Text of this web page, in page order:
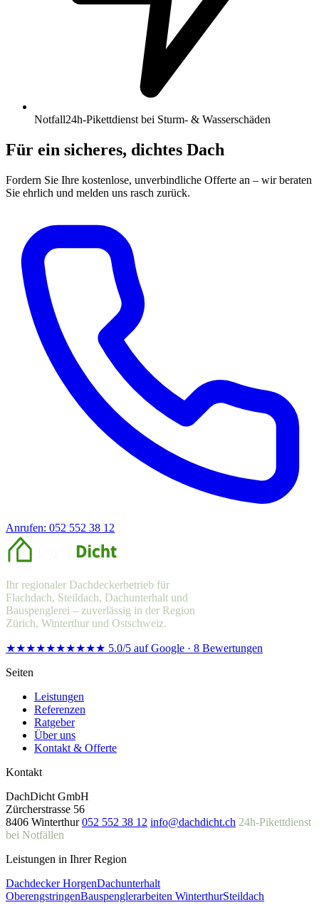
Notfall24h-Pikettdienst bei Sturm- & Wasserschäden
Für ein sicheres, dichtes Dach
Fordern Sie Ihre kostenlose, unverbindliche Offerte an – wir beraten
Sie ehrlich und melden uns rasch zurück.
Anrufen: 052 552 38 12
Ihr regionaler Dachdeckerbetrieb für
Flachdach, Steildach, Dachunterhalt und
Bauspenglerei – zuverlässig in der Region
Zürich, Winterthur und Ostschweiz.
★★★★★★★★★★ 5.0/5 auf Google · 8 Bewertungen
Seiten
Leistungen
Referenzen
Ratgeber
Über uns
Kontakt & Offerte
Kontakt
DachDicht GmbH
Zürcherstrasse 56
8406 Winterthur 052 552 38 12 info@dachdicht.ch 24h-Pikettdienst
bei Notfällen
Leistungen in Ihrer Region
Dachdecker HorgenDachunterhalt
OberengstringenBauspenglerarbeiten WinterthurSteildach